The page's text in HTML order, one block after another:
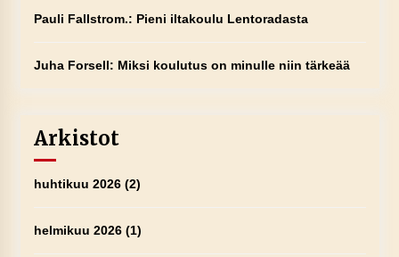
Pauli Fallstrom.: Pieni iltakoulu Lentoradasta
Juha Forsell: Miksi koulutus on minulle niin tärkeää
Arkistot
huhtikuu 2026(2)
helmikuu 2026(1)